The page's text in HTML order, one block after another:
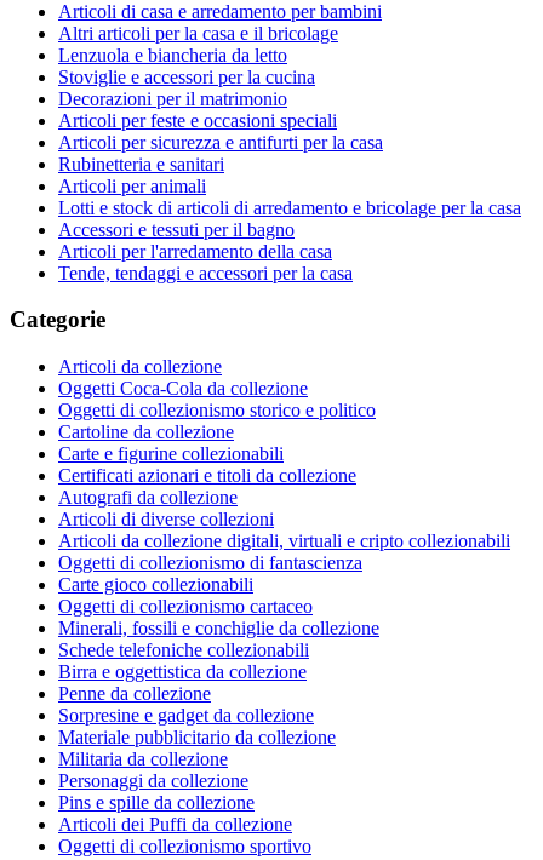
Articoli di casa e arredamento per bambini
Altri articoli per la casa e il bricolage
Lenzuola e biancheria da letto
Stoviglie e accessori per la cucina
Decorazioni per il matrimonio
Articoli per feste e occasioni speciali
Articoli per sicurezza e antifurti per la casa
Rubinetteria e sanitari
Articoli per animali
Lotti e stock di articoli di arredamento e bricolage per la casa
Accessori e tessuti per il bagno
Articoli per l'arredamento della casa
Tende, tendaggi e accessori per la casa
Categorie
Articoli da collezione
Oggetti Coca-Cola da collezione
Oggetti di collezionismo storico e politico
Cartoline da collezione
Carte e figurine collezionabili
Certificati azionari e titoli da collezione
Autografi da collezione
Articoli di diverse collezioni
Articoli da collezione digitali, virtuali e cripto collezionabili
Oggetti di collezionismo di fantascienza
Carte gioco collezionabili
Oggetti di collezionismo cartaceo
Minerali, fossili e conchiglie da collezione
Schede telefoniche collezionabili
Birra e oggettistica da collezione
Penne da collezione
Sorpresine e gadget da collezione
Materiale pubblicitario da collezione
Militaria da collezione
Personaggi da collezione
Pins e spille da collezione
Articoli dei Puffi da collezione
Oggetti di collezionismo sportivo